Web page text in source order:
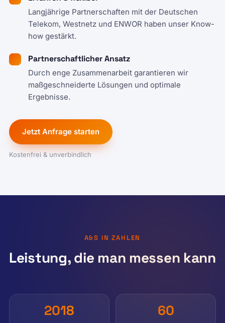
Langjährige Partnerschaften mit der Deutschen
Telekom, Westnetz und ENWOR haben unser Know-
how gestärkt.
Partnerschaftlicher Ansatz
Durch enge Zusammenarbeit garantieren wir
maßgeschneiderte Lösungen und optimale
Ergebnisse.
Jetzt Anfrage starten
Kostenfrei & unverbindlich
A&S IN ZAHLEN
Leistung, die man messen kann
2018 60